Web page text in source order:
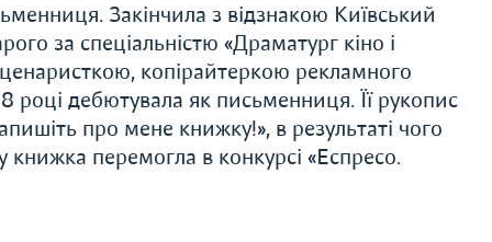
Закінчила з відзнакою Київський
за спеціальністю «Драматург кіно і
копірайтеркою рекламного
дебютувала як письменниця. Її рукопис
про мене книжку!», в результаті чого
книжка перемогла в конкурсі «Еспресо.